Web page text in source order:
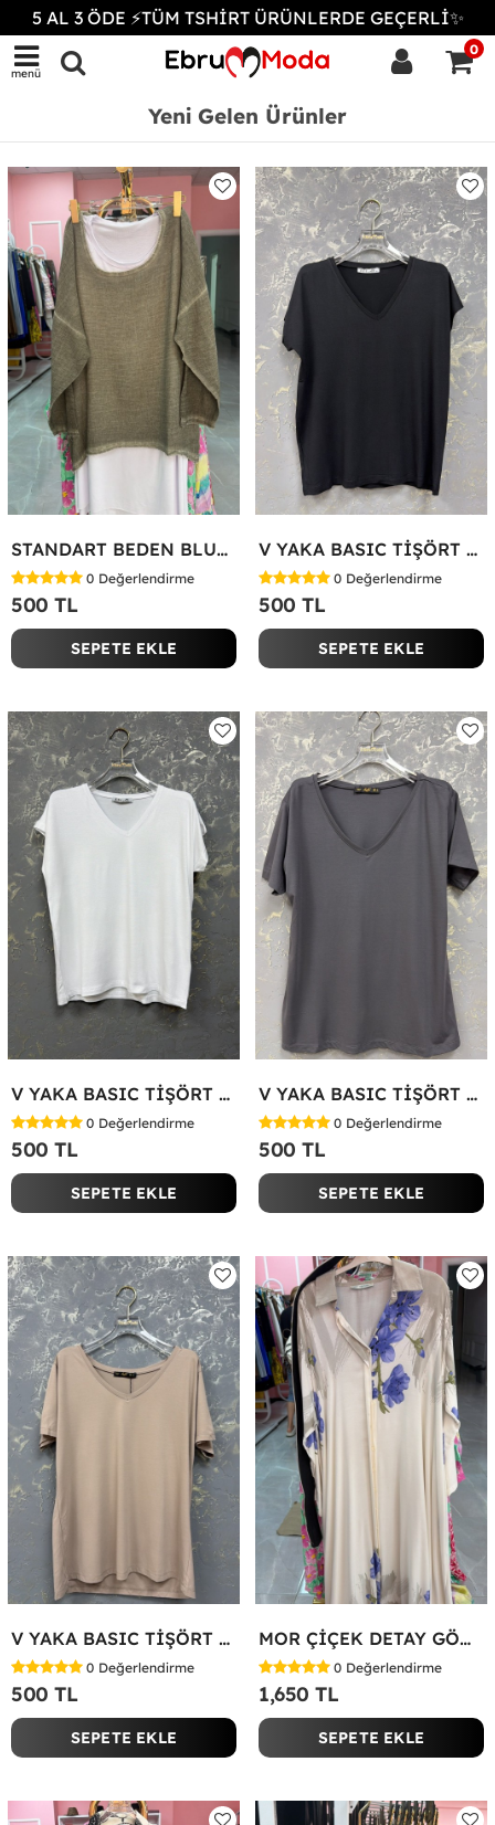
5 AL 3 ÖDE ⚡TÜM TSHİRT ÜRÜNLERDE GEÇERLİ✨
menü
0
Yeni Gelen Ürünler
STANDART BEDEN BLUZ Yeşil
0 Değerlendirme
500 TL
SEPETE EKLE
V YAKA BASIC TİŞÖRT Siyah
0 Değerlendirme
500 TL
SEPETE EKLE
V YAKA BASIC TİŞÖRT Beyaz
0 Değerlendirme
500 TL
SEPETE EKLE
V YAKA BASIC TİŞÖRT Antrasit
0 Değerlendirme
500 TL
SEPETE EKLE
V YAKA BASIC TİŞÖRT Bej
0 Değerlendirme
500 TL
SEPETE EKLE
MOR ÇİÇEK DETAY GÖMLEK ELBİSE Beyaz
0 Değerlendirme
1,650 TL
SEPETE EKLE